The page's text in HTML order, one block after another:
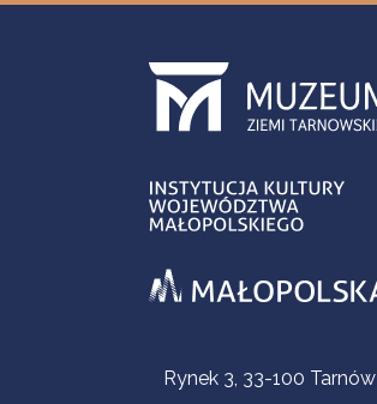
Informacje kontaktoweRynek 3, 33-100 Tarnów